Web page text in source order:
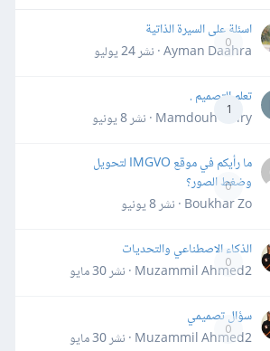
0
اسئلة على السيرة الذاتية
Ayman Daahra · نشر
24 يوليو
1
تعلم التصميم .
Mamdouh Khiry · نشر
8 يونيو
0
ما رأيكم في موقع IMGVO لتحويل
وضغط الصور؟
Boukhar Zo · نشر
8 يونيو
0
الذكاء الاصطناعي والتحديات
Muzammil Ahmed2 · نشر
30 مايو
0
سؤال تصميمي
Muzammil Ahmed2 · نشر
30 مايو